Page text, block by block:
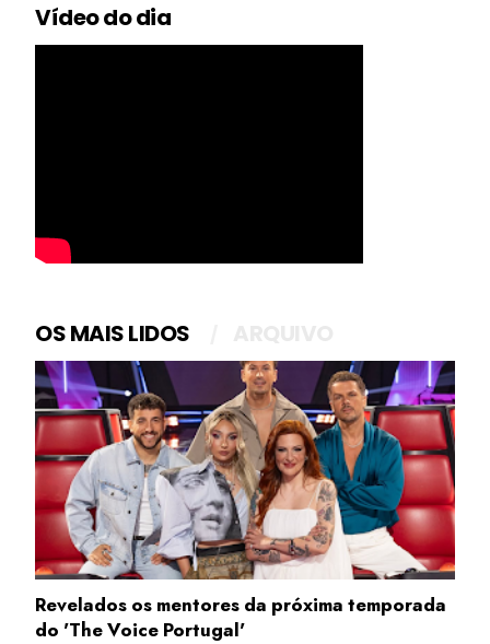
Vídeo do dia
OS MAIS LIDOS
Revelados os mentores da próxima temporada
do 'The Voice Portugal'